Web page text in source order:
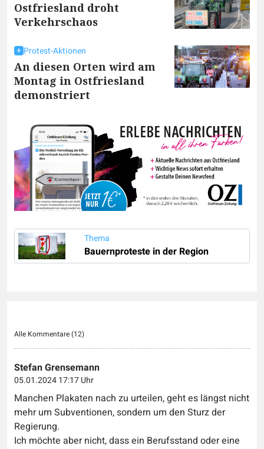
Ostfriesland droht
Verkehrschaos
Protest-Aktionen
An diesen Orten wird am
Montag in Ostfriesland
demonstriert
Thema
Bauernproteste in der Region
Alle Kommentare (12)
Stefan Grensemann
05.01.2024 17:17 Uhr
Manchen Plakaten nach zu urteilen, geht es längst nicht
mehr um Subventionen, sondern um den Sturz der
Regierung.
Ich möchte aber nicht, dass ein Berufsstand oder eine